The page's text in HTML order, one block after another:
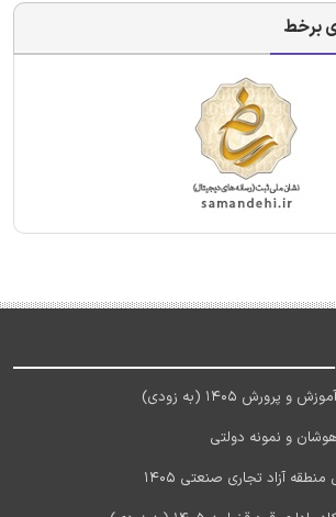
برخط
1405 (به زودی)
و نمونه دولتی
آزاد تجاری صنعتی 1405